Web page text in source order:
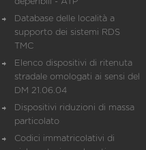
Database delle località a
supporto dei sistemi RDS
TMC
Elenco dispositivi di ritenuta
stradale omologati ai sensi del
DM 21.06.04
Dispositivi riduzioni di massa
particolato
Codici immatricolativi di